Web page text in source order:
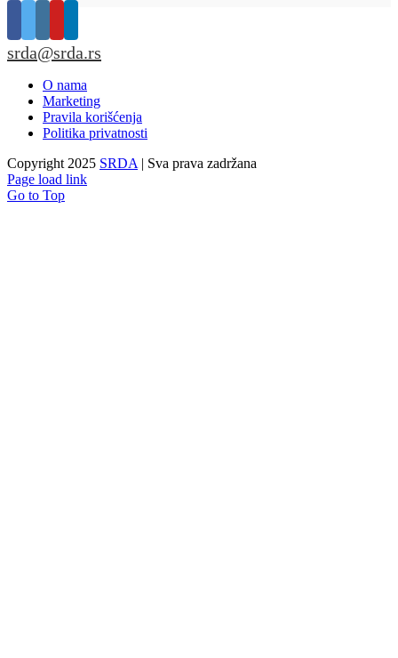
srda@srda.rs
O nama
Marketing
Pravila korišćenja
Politika privatnosti
Copyright 2025 SRDA | Sva prava zadržana
Page load link
Go to Top